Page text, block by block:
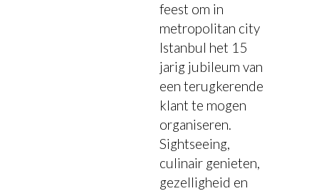
feest om in
metropolitan city
Istanbul het 15
jarig jubileum van
een terugkerende
klant te mogen
organiseren.
Sightseeing,
culinair genieten,
gezelligheid en